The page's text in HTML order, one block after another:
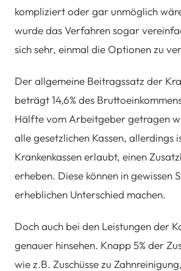
kompliziert oder gar unmöglich
wurde das Verfahren sogar
sich sehr, einmal die Optionen zu
Der allgemeine Beitragssatz der
beträgt 14,6% des
Hälfte vom Arbeitgeber getragen
alle gesetzlichen Kassen, allerdings
Krankenkassen erlaubt, einen
erheben. Diese können in gewissen
erheblichen Unterschied machen.
Doch auch bei den Leistungen der
genauer hinsehen. Knapp 5% der
wie z.B. Zuschüsse zu